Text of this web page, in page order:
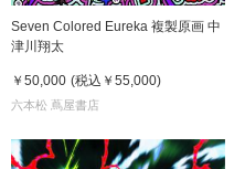
Seven Colored Eureka 複製原画 中
津川翔太
￥50,000 (税込 ￥55,000)
六本松 蔦屋書店